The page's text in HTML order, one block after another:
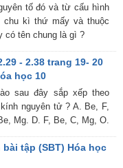
tố đó và từ cấu hình
chu kì thứ mấy và thuộc
có tên chung là gì ?
- 2.38 trang 19- 20
học 10
sau đây sắp xếp theo
nguyên tử ? A. Be, F,
Mg. D. F, Be, C, Mg, O.
bài tập (SBT) Hóa học